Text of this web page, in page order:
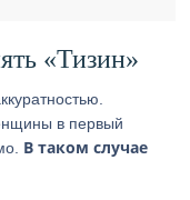
«Тизин»
в первый
В таком случае